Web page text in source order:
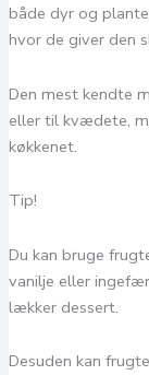
både dyr og
hvor de giver den
Den mest kendte
eller til kvædete,
køkkenet.
Tip!
Du kan bruge
vanilje eller
lækker dessert.
Desuden kan